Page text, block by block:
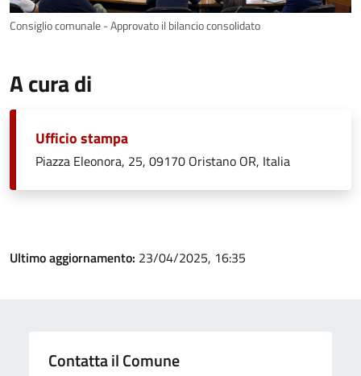
Consiglio comunale - Approvato il bilancio consolidato
A cura di
Ufficio stampa
Piazza Eleonora, 25, 09170 Oristano OR, Italia
Ultimo aggiornamento: 23/04/2025, 16:35
Contatta il Comune